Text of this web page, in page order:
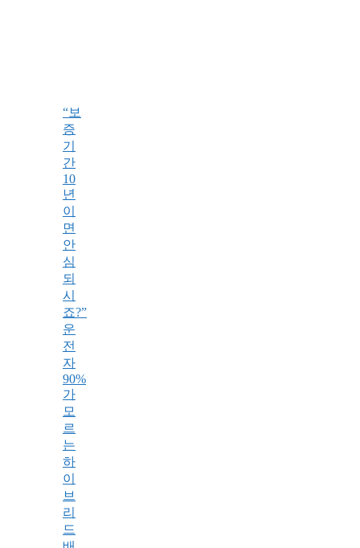
“보
증
기
간
10
년
이
면
안
심
되
시
죠?”
운
전
자
90%
가
모
르
는
하
이
브
리
드